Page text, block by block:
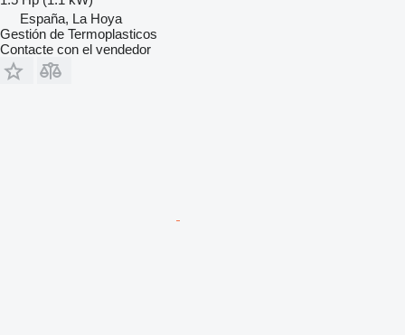
España, La Hoya
Gestión de Termoplasticos
Contacte con el vendedor